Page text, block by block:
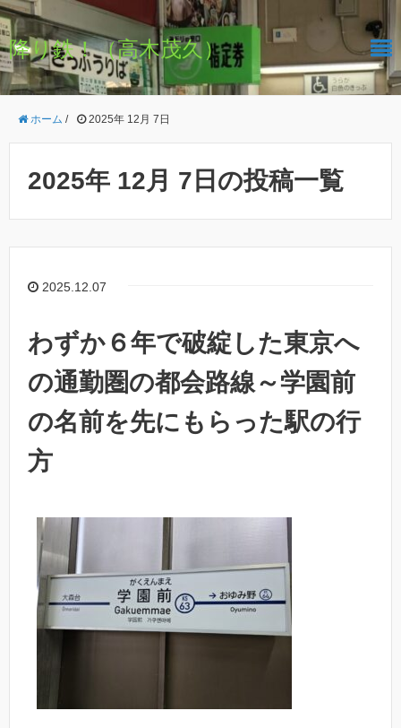
降り鉄！（高木茂久）
ホーム / 2025年 12月 7日
2025年 12月 7日の投稿一覧
2025.12.07
わずか６年で破綻した東京へ
の通勤圏の都会路線～学園前
の名前を先にもらった駅の行
方